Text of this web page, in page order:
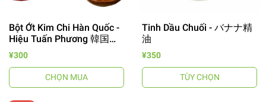
Bột Ớt Kim Chi Hàn Quốc -
Hiệu Tuấn Phương 韓国き
キムチ用唐辛子
¥300
CHỌN MUA
Tinh Dầu Chuối - バナナ精
油
¥350
TÙY CHỌN